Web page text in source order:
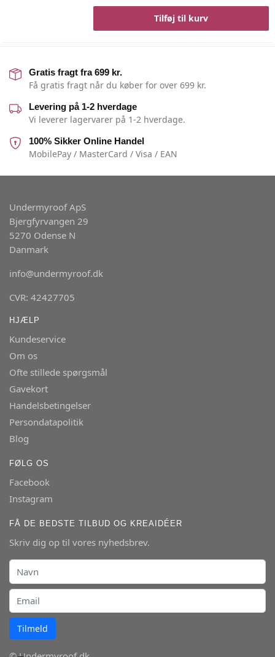
Tilføj til kurv
Gratis fragt fra 699 kr.
Få gratis fragt når du køber for over 699 kr.
Levering på 1-2 hverdage
Vi leverer lagervarer på 1-2 hverdage.
100% Sikker Online Handel
MobilePay / MasterCard / Visa / EAN
Undermyroof ApS
Bjergfyrvangen 29
5270 Odense N
Danmark
info@undermyroof.dk
CVR: 42427705
HJÆLP
Kundeservice
Om os
Ofte stillede spørgsmål
Gavekort
Handelsbetingelser
Persondatapolitik
Blog
FØLG OS
Facebook
Instagram
FÅ DE BEDSTE TILBUD OG KREAIDÉER
Skriv dig op til vores nyhedsbrev.
Tilmeld